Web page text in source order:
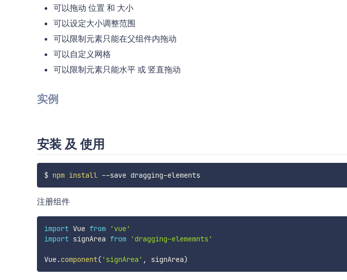
可以拖动 位置 和 大小
可以设定大小调整范围
可以限制元素只能在父组件内拖动
可以自定义网格
可以限制元素只能水平 或 竖直拖动
实例
安装 及 使用
$ npm install --save dragging-elements
注册组件
import Vue from
'vue'
import signArea from 'dragging-elememnts'
Vue.component( 'signArea' , signArea)